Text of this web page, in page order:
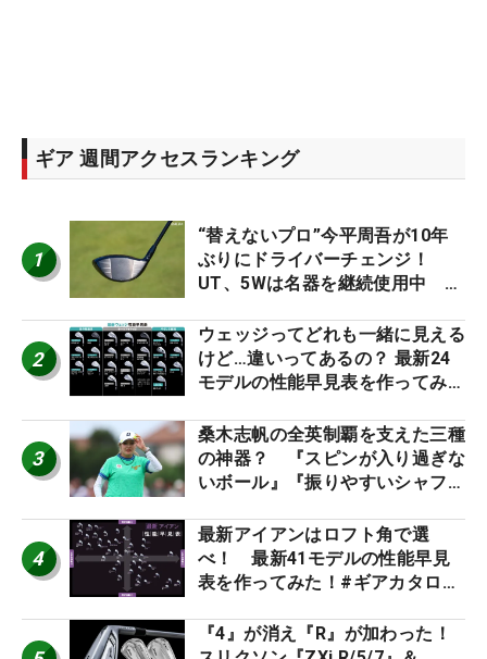
ギア 週間アクセスランキング
1
“替えないプロ”今平周吾が10年
ぶりにドライバーチェンジ！
UT、5Wは名器を継続使用中 #
2
ウェッジってどれも一緒に見える
けど…違いってあるの？ 最新24
モデルの性能早見表を作ってみ
3
桑木志帆の全英制覇を支えた三種
の神器？ 『スピンが入り過ぎな
いボール』『振りやすいシャフ
ー』 #女子プロセッティング
4
最新アイアンはロフト角で選
べ！ 最新41モデルの性能早見
表を作ってみた！#ギアカタログ
『4』が消え『R』が加わった！